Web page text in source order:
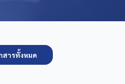
สารทั้งหมด